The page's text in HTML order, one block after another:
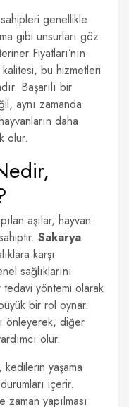
genellikle
gibi unsurları göz
Fiyatları’nın
bu hizmetleri
Başarılı bir
aynı zamanda
daha
olur.
aşılar, hayvan
Sakarya
karşı
sağlıklarını
yöntemi olarak
bir rol oynar.
önleyerek, diğer
olur.
kedilerin yaşama
içerir.
zaman yapılması